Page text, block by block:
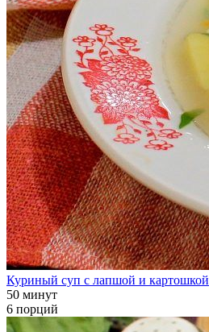
Куриный суп с лапшой и картошкой
50 минут
6 порций